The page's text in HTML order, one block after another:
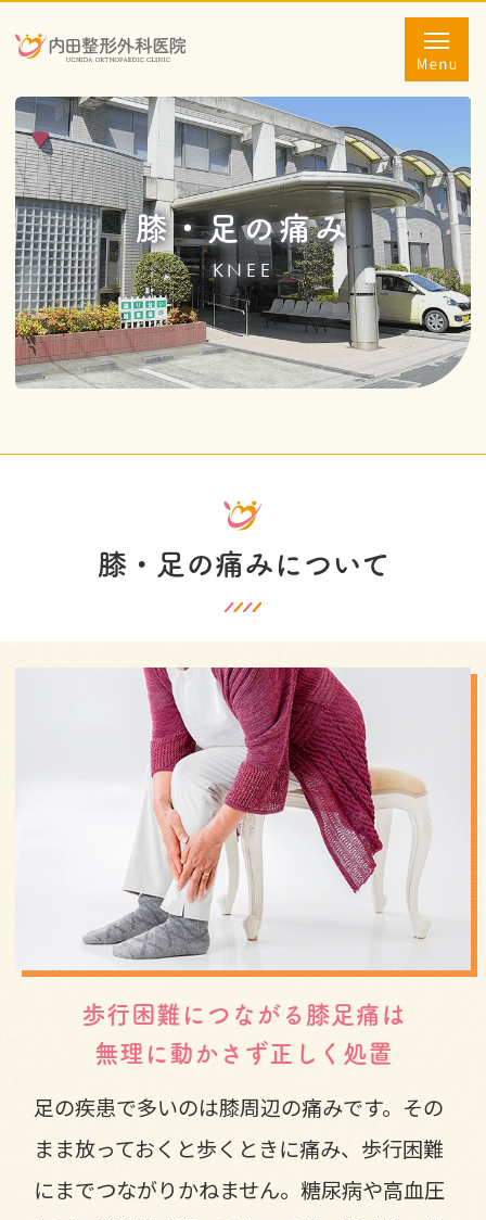
膝・足の痛み
KNEE
膝・足の痛みについて
歩行困難につながる膝足痛は
無理に動かさず正しく処置
足の疾患で多いのは膝周辺の痛みです。その
まま放っておくと歩くときに痛み、歩行困難
にまでつながりかねません。糖尿病や高血圧